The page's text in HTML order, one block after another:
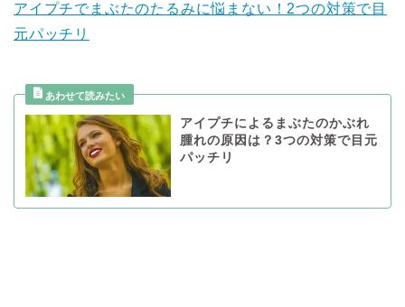
アイプチでまぶたのたるみに悩まない！2つの対策で目
元パッチリ
アイプチによるまぶたのかぶれ
腫れの原因は？3つの対策で目元
パッチリ